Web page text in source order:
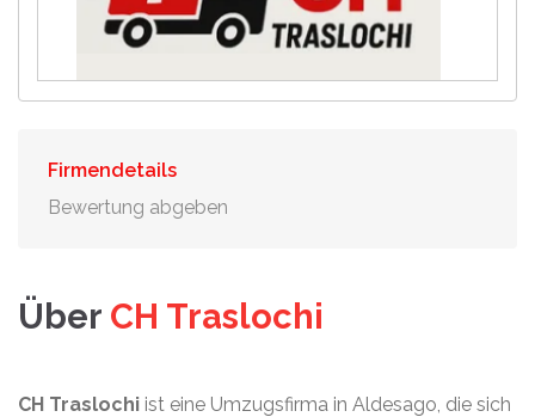
Firmendetails
Bewertung abgeben
Über CH Traslochi
CH Traslochi ist eine Umzugsfirma in Aldesago, die sich